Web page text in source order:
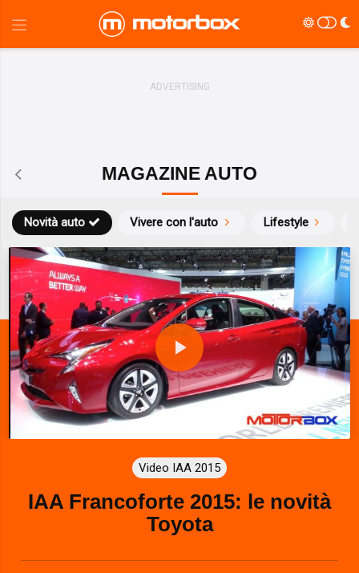
MAGAZINE AUTO
Novità auto Vivere con l'auto Lifestyle
P
l
a
y
V
Video IAA 2015
IAA Francoforte 2015: le novità
Toyota